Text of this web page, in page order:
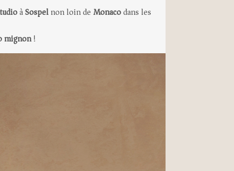
àSospelnon loin deMonacodans les
mignon!